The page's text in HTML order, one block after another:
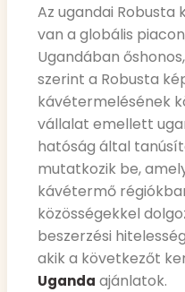
Az ugandai Robusta
van a globális
Ugandában őshonos,
szerint a Robusta
kávétermelésének
vállalat emellett
hatóság által
mutatkozik be,
kávétermő
közösségekkel
beszerzési
akik a következőt
Uganda ajánlatok.